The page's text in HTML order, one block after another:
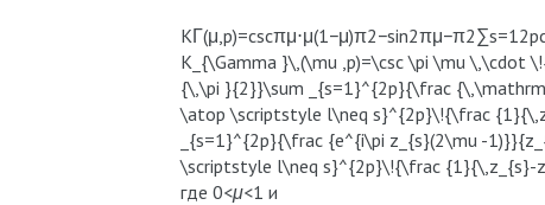
K_{\Gamma }\,(\mu ,p)=\csc \pi \mu
{\,\pi }{2}}\sum _{s=1}^{2p}{\frac
\atop \scriptstyle l\neq s}^{2p}\!{\frac
_{s=1}^{2p}{\frac {e^{i\pi z_{s}(2\mu -
\scriptstyle l\neq s}^{2p}\!{\frac
где 0<μ<1 и